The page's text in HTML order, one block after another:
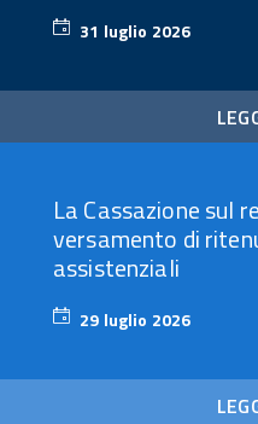
31 luglio 2026
La Cassazione sul
versamento di
assistenziali
29 luglio 2026